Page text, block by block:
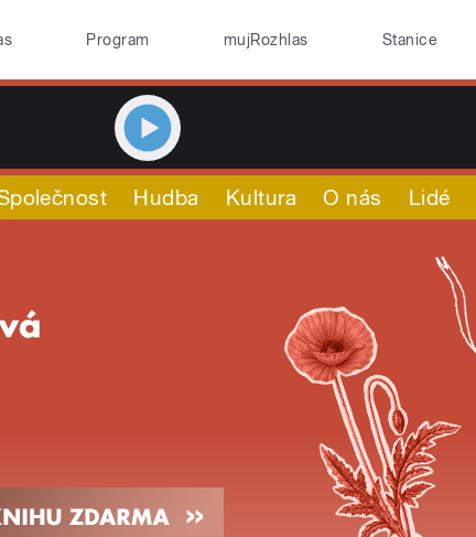
Program mujRozhlas Stanice
Hudba Kultura O nás Lidé